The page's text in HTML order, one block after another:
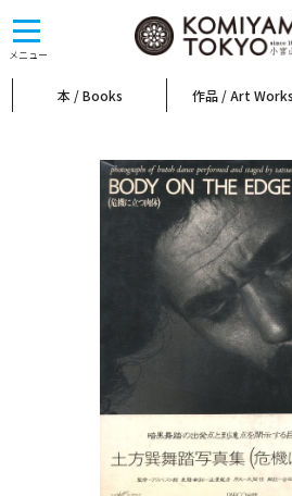
メニュー
toggle
navigation
本 / Books 作品 / Art Works